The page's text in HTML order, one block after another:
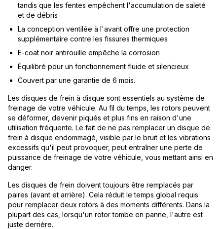
tandis que les fentes empêchent l'accumulation de saleté
et de débris
La conception ventilée à l'avant offre une protection
supplémentaire contre les fissures thermiques
E-coat noir antirouille empêche la corrosion
Équilibré pour un fonctionnement fluide et silencieux
Couvert par une garantie de 6 mois.
Les disques de frein à disque sont essentiels au système de
freinage de votre véhicule. Au fil du temps, les rotors peuvent
se déformer, devenir piqués et plus fins en raison d'une
utilisation fréquente. Le fait de ne pas remplacer un disque de
frein à disque endommagé, visible par le bruit et les vibrations
excessifs qu'il peut provoquer, peut entraîner une perte de
puissance de freinage de votre véhicule, vous mettant ainsi en
danger.
Les disques de frein doivent toujours être remplacés par
paires (avant et arrière). Cela réduit le temps global requis
pour remplacer deux rotors à des moments différents. Dans la
plupart des cas, lorsqu'un rotor tombe en panne, l'autre est
juste derrière.